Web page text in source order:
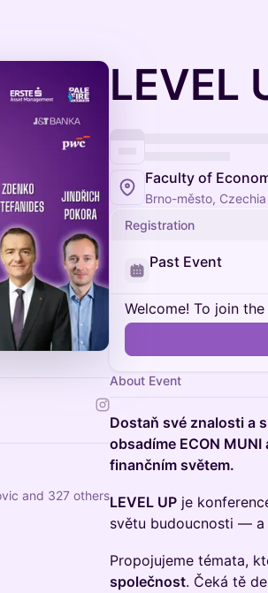
and 327 others
LEVEL
Faculty of
Brno-město, Czechia
Registration
Past Event
Welcome! To join
About Event
Dostaň své znalosti a
obsadíme ECON
finančním světem.
LEVEL UP je
světu budoucnosti —
Propojujeme témata,
společnost. Čeká tě